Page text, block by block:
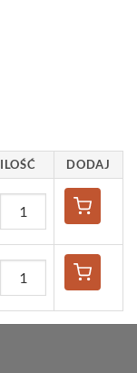
ILOŚĆ DODAJ